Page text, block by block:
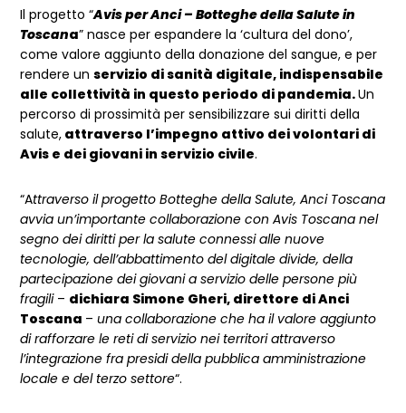
Il progetto “Avis per Anci – Botteghe della Salute in
Toscana” nasce per espandere la ‘cultura del dono’,
come valore aggiunto della donazione del sangue, e per
rendere unservizio di sanità digitale, indispensabile
alle collettività in questo periodo di pandemia.Un
percorso di prossimità per sensibilizzare sui diritti della
salute, attraverso l’impegno attivo dei volontari di
Avis e dei giovani in servizio civile.
“Attraverso il progetto Botteghe della Salute, Anci Toscana
avvia un’importante collaborazione con Avis Toscana nel
segno dei diritti per la salute connessi alle nuove
tecnologie, dell’abbattimento del digitale divide, della
partecipazione dei giovani a servizio delle persone più
fragili – dichiara Simone Gheri, direttore di Anci
Toscana –una collaborazione che ha il valore aggiunto
di rafforzare le reti di servizio nei territori attraverso
l’integrazione fra presidi della pubblica amministrazione
locale e del terzo settore“.